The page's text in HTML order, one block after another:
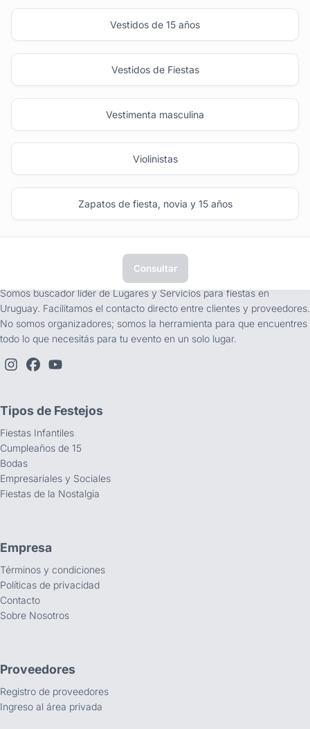
Vestidos de 15 años
Vestidos de Fiestas
Vestimenta masculina
Violinistas
Zapatos de fiesta, novia y 15 años
Consultar
Somos buscador líder de Lugares y Servicios para fiestas en
Uruguay. Facilitamos el contacto directo entre clientes y proveedores.
No somos organizadores; somos la herramienta para que encuentres
todo lo que necesitás para tu evento en un solo lugar.
Tipos de Festejos
Fiestas Infantiles
Cumpleaños de 15
Bodas
Empresariales y Sociales
Fiestas de la Nostalgia
Empresa
Términos y condiciones
Políticas de privacidad
Contacto
Sobre Nosotros
Proveedores
Registro de proveedores
Ingreso al área privada